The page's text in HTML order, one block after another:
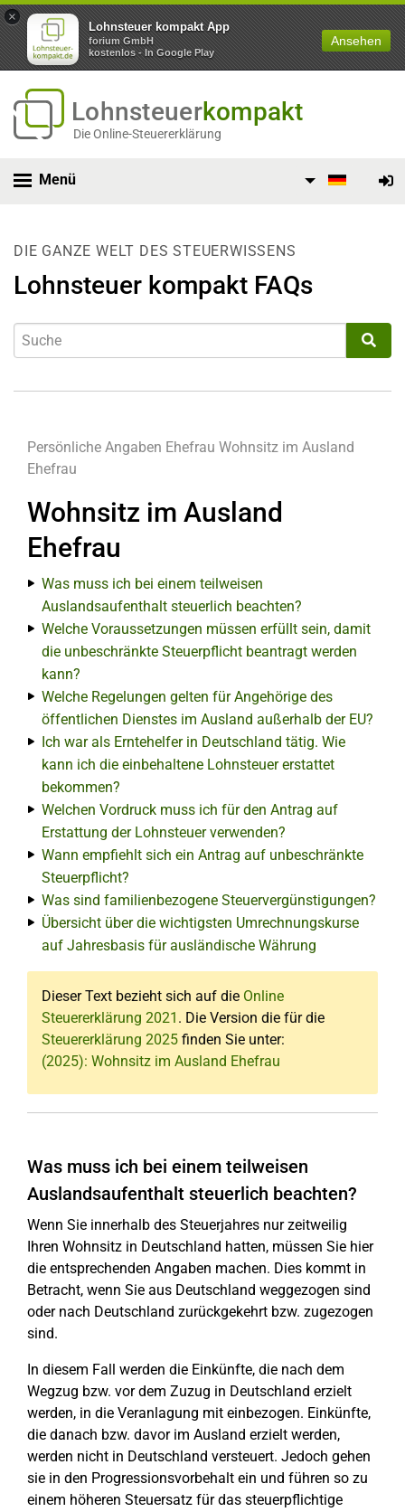
×
Lohnsteuer kompakt App
forium GmbH
kostenlos - In Google Play
Ansehen
Lohnsteuerkompakt
Die Online-Steuererklärung
Menü
DIE GANZE WELT DES STEUERWISSENS
Lohnsteuer kompakt FAQs
Persönliche Angaben Ehefrau Wohnsitz im Ausland
Ehefrau
Wohnsitz im Ausland
Ehefrau
Was muss ich bei einem teilweisen
Auslandsaufenthalt steuerlich beachten?
Welche Voraussetzungen müssen erfüllt sein, damit
die unbeschränkte Steuerpflicht beantragt werden
kann?
Welche Regelungen gelten für Angehörige des
öffentlichen Dienstes im Ausland außerhalb der EU?
Ich war als Erntehelfer in Deutschland tätig. Wie
kann ich die einbehaltene Lohnsteuer erstattet
bekommen?
Welchen Vordruck muss ich für den Antrag auf
Erstattung der Lohnsteuer verwenden?
Wann empfiehlt sich ein Antrag auf unbeschränkte
Steuerpflicht?
Was sind familienbezogene Steuervergünstigungen?
Übersicht über die wichtigsten Umrechnungskurse
auf Jahresbasis für ausländische Währung
Dieser Text bezieht sich auf die Online
Steuererklärung 2021 . Die Version die für die
Steuererklärung 2025 finden Sie unter:
(2025): Wohnsitz im Ausland Ehefrau
Was muss ich bei einem teilweisen
Auslandsaufenthalt steuerlich beachten?
Wenn Sie innerhalb des Steuerjahres nur zeitweilig
Ihren Wohnsitz in Deutschland hatten, müssen Sie hier
die entsprechenden Angaben machen. Dies kommt in
Betracht, wenn Sie aus Deutschland weggezogen sind
oder nach Deutschland zurückgekehrt bzw. zugezogen
sind.
In diesem Fall werden die Einkünfte, die nach dem
Wegzug bzw. vor dem Zuzug in Deutschland erzielt
werden, in die Veranlagung mit einbezogen. Einkünfte,
die danach bzw. davor im Ausland erzielt werden,
werden nicht in Deutschland versteuert. Jedoch gehen
sie in den Progressionsvorbehalt ein und führen so zu
einem höheren Steuersatz für das steuerpflichtige